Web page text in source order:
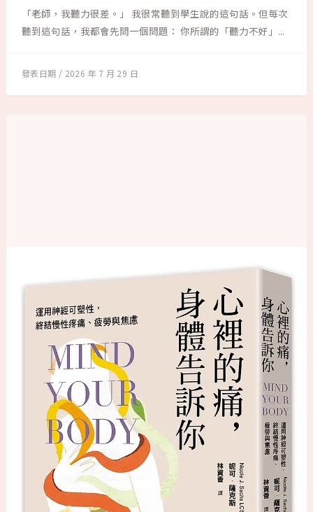
「老師，我聽力很差。」 我很常聽到學生說的這句話。但每次
聽到這句話，我都會先問一個問題： 你所謂的「聽力不好」...
2026 年 7 月 29 日